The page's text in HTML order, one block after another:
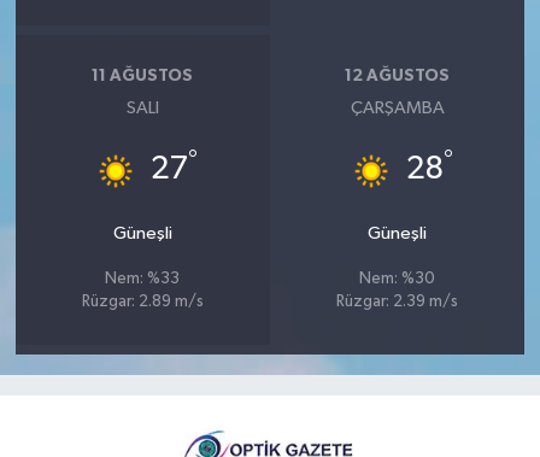
11 AĞUSTOS
SALI
27°
Güneşli
Nem: %33
Rüzgar: 2.89 m/s
12 AĞUSTOS
ÇARŞAMBA
28°
Güneşli
Nem: %30
Rüzgar: 2.39 m/s